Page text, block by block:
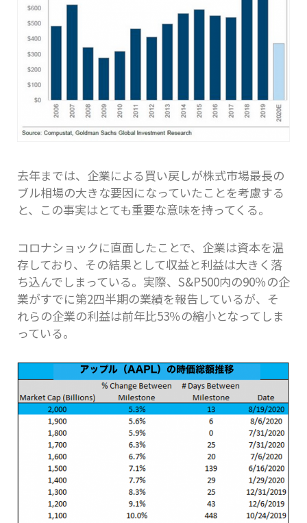
去年までは、企業による買い戻しが株式市場最長の
ブル相場の大きな要因になっていたことを考慮する
と、この事実はとても重要な意味を持ってくる。
コロナショックに直面したことで、企業は資本を温
存しており、その結果として収益と利益は大きく落
ち込んでしまっている。実際、S&P500内の90％の企
業がすでに第2四半期の業績を報告しているが、そ
れらの企業の利益は前年比53％の縮小となってしま
っている。